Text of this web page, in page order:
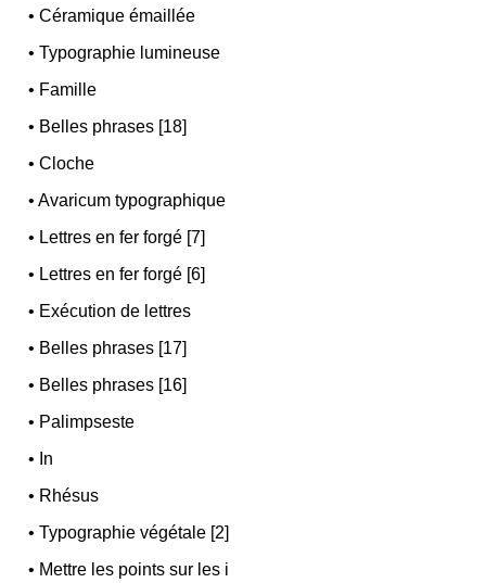
•Céramique émaillée
•Typographie lumineuse
• Famille
• Belles phrases [18]
•Cloche
•Avaricum typographique
• Lettres en fer forgé [7]
• Lettres en fer forgé [6]
• Exécution de lettres
• Belles phrases [17]
• Belles phrases [16]
• Palimpseste
• In
• Rhésus
•Typographie végétale [2]
• Mettre les points sur les i